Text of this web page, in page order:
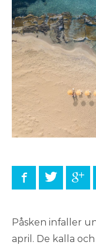
FacebookTwitter
Påsken infaller
april. De kalla